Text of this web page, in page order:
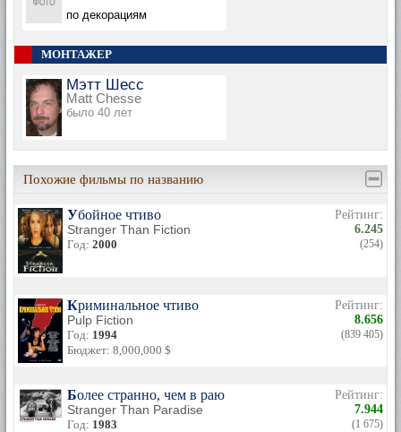
по декорациям
МОНТАЖЕР
Мэтт Шесс
Matt Chesse
было 40 лет
Похожие фильмы по названию
Убойное чтиво
Stranger Than Fiction
Год: 2000
Рейтинг:
6.245
(254)
Криминальное чтиво
Pulp Fiction
Год: 1994
Бюджет: 8,000,000 $
Рейтинг:
8.656
(839 405)
Более странно, чем в раю
Stranger Than Paradise
Год: 1983
Рейтинг:
7.944
(1 675)